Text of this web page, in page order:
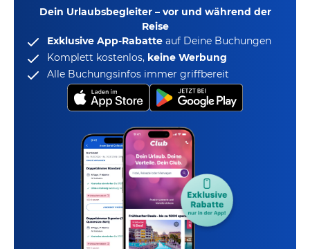
Dein Urlaubsbegleiter – vor und während der
Reise
Exklusive App-Rabatte auf Deine Buchungen
Komplett kostenlos, keine Werbung
Alle Buchungsinfos immer griffbereit